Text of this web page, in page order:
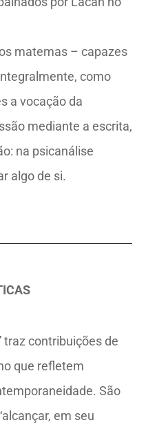
matemas – capazes
como
a vocação da
mediante a escrita,
na psicanálise
algo de si.
traz contribuições de
que refletem
São
em seu